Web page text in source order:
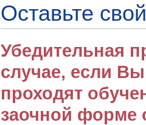
Оставьте
Убедительная
случае, если
проходят
заочной форме